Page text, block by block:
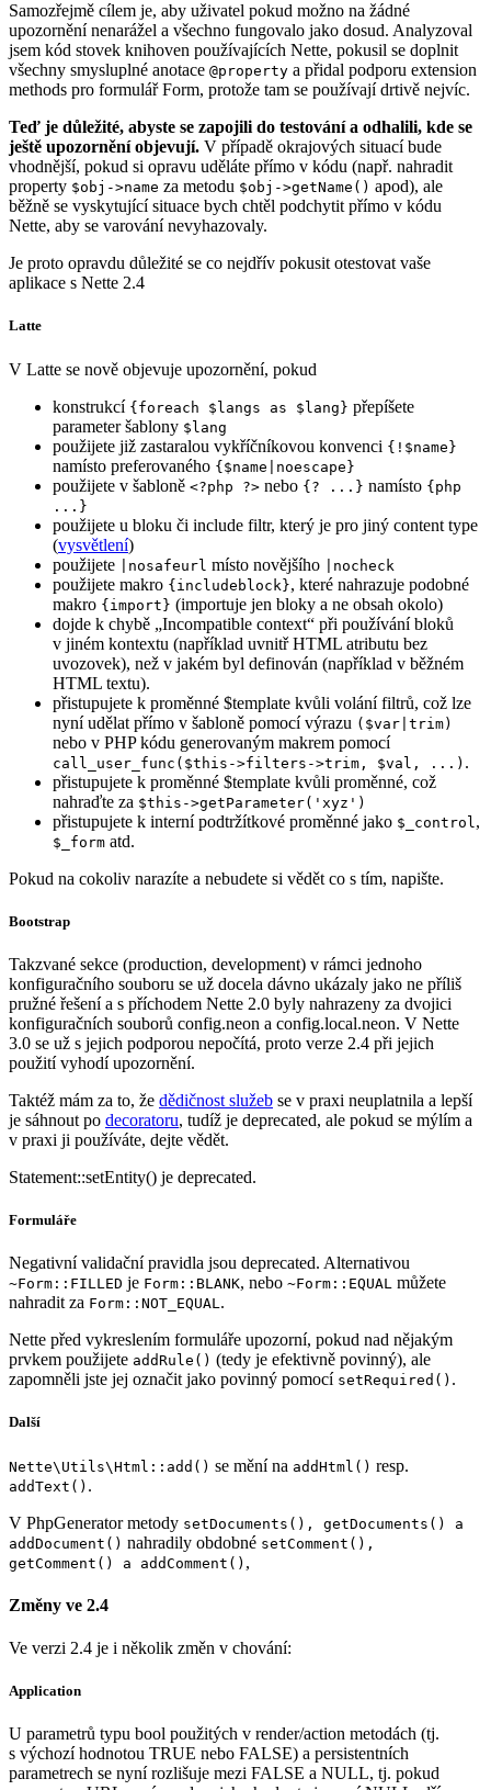
Samozřejmě cílem je, aby uživatel pokud možno na žádné
upozornění nenarážel a všechno fungovalo jako dosud. Analyzoval
jsem kód stovek knihoven používajících Nette, pokusil se doplnit
všechny smysluplné anotace @property a přidal podporu extension
methods pro formulář Form, protože tam se používají drtivě nejvíc.
Teď je důležité, abyste se zapojili do testování a odhalili, kde se
ještě upozornění objevují. V případě okrajových situací bude
vhodnější, pokud si opravu uděláte přímo v kódu (např. nahradit
property $obj->name za metodu $obj->getName() apod), ale
běžně se vyskytující situace bych chtěl podchytit přímo v kódu
Nette, aby se varování nevyhazovaly.
Je proto opravdu důležité se co nejdřív pokusit otestovat vaše
aplikace s Nette 2.4
Latte
V Latte se nově objevuje upozornění, pokud
konstrukcí {foreach $langs as $lang} přepíšete
parameter šablony $lang
použijete již zastaralou vykříčníkovou konvenci {!$name}
namísto preferovaného {$name|noescape}
použijete v šabloně <?php ?> nebo {? ...} namísto {php
...}
použijete u bloku či include filtr, který je pro jiný content type
(vysvětlení)
použijete
|nosafeurl místo novějšího |nocheck
použijete makro {includeblock}, které nahrazuje podobné
makro {import} (importuje jen bloky a ne obsah okolo)
dojde k chybě „Incompatible context“ při používání bloků
v jiném kontextu (například uvnitř HTML atributu bez
uvozovek), než v jakém byl definován (například v běžném
HTML textu).
přistupujete k proměnné $template kvůli volání filtrů, což lze
nyní udělat přímo v šabloně pomocí výrazu ($var|trim)
nebo v PHP kódu generovaným makrem pomocí
call_user_func($this->filters->trim, $val, ...) .
přistupujete k proměnné $template kvůli proměnné, což
nahraďte za $this->getParameter('xyz')
přistupujete k interní podtržítkové proměnné jako $_control ,
$_form atd.
Pokud na cokoliv narazíte a nebudete si vědět co s tím, napište.
Bootstrap
Takzvané sekce (production, development) v rámci jednoho
konfiguračního souboru se už docela dávno ukázaly jako ne příliš
pružné řešení a s příchodem Nette 2.0 byly nahrazeny za dvojici
konfiguračních souborů config.neon a config.local.neon. V Nette
3.0 se už s jejich podporou nepočítá, proto verze 2.4 při jejich
použití vyhodí upozornění.
Taktéž mám za to, že dědičnost služeb se v praxi neuplatnila a lepší
je sáhnout po decoratoru, tudíž je deprecated, ale pokud se mýlím a
v praxi ji používáte, dejte vědět.
Statement::setEntity() je deprecated.
Formuláře
Negativní validační pravidla jsou deprecated. Alternativou
~Form::FILLED je Form::BLANK, nebo ~Form::EQUAL můžete
nahradit za Form::NOT_EQUAL.
Nette před vykreslením formuláře upozorní, pokud nad nějakým
prvkem použijete addRule() (tedy je efektivně povinný), ale
zapomněli jste jej označit jako povinný pomocí setRequired() .
Další
Nette\Utils\Html::add() se mění na addHtml() resp.
addText() .
V PhpGenerator metody setDocuments(), getDocuments() a
addDocument() nahradily obdobné setComment(),
getComment() a addComment() ,
Změny ve 2.4
Ve verzi 2.4 je i několik změn v chování:
Application
U parametrů typu bool použitých v render/action metodách (tj.
s výchozí hodnotou TRUE nebo FALSE) a persistentních
parametrech se nyní rozlišuje mezi FALSE a NULL, tj. pokud